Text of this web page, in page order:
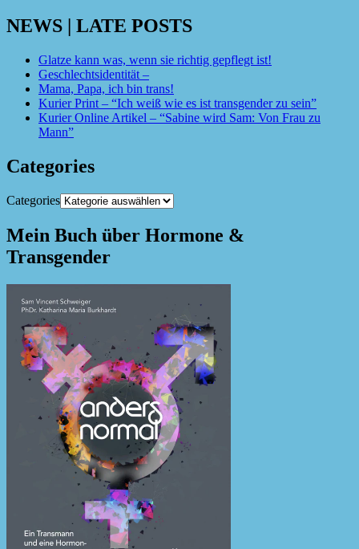
NEWS | LATE POSTS
Glatze kann was, wenn sie richtig gepflegt ist!
Geschlechtsidentität –
Mama, Papa, ich bin trans!
Kurier Print – “Ich weiß wie es ist transgender zu sein”
Kurier Online Artikel – “Sabine wird Sam: Von Frau zu
Mann”
Categories
Categories
Mein Buch über Hormone &
Transgender